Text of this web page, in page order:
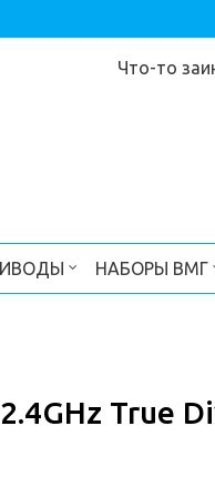
Что-то
НАБОРЫ ВМГ
True